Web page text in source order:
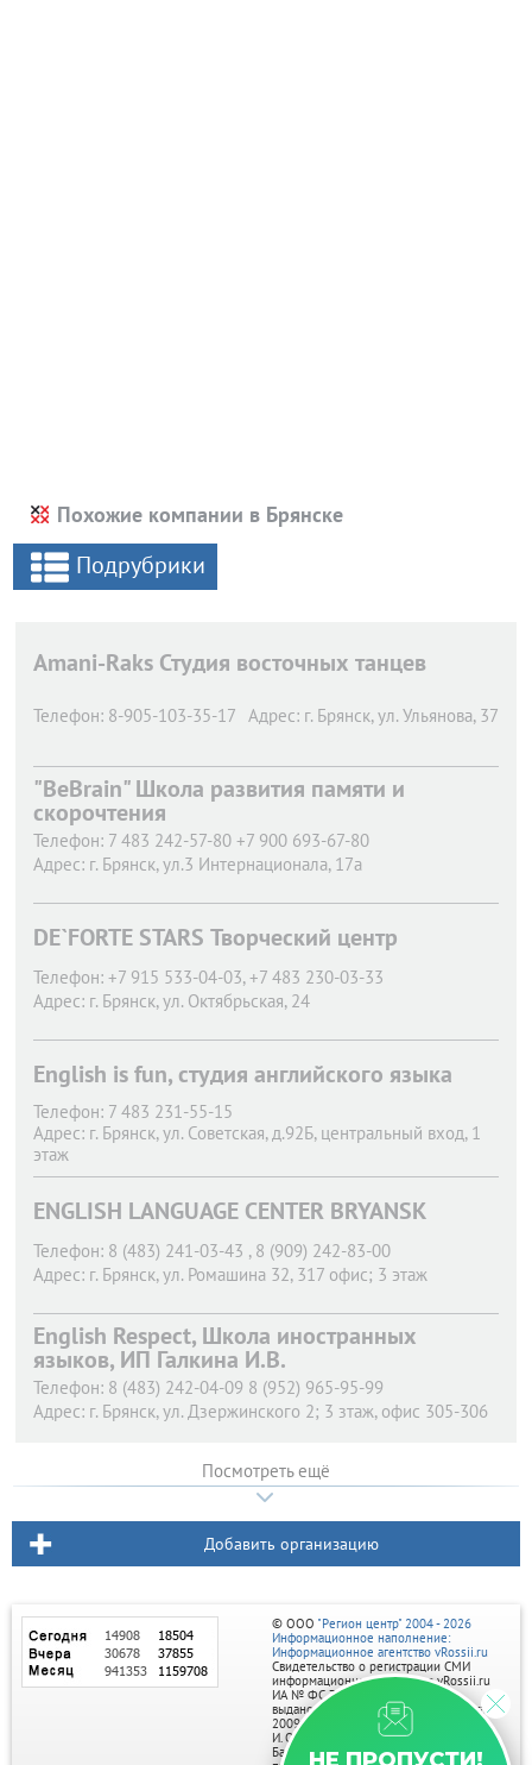
Похожие компании в Брянске
Подрубрики
Amani-Raks Студия восточных танцев
Телефон: 8-905-103-35-17 Адрес: г. Брянск, ул. Ульянова, 37
"BeBrain" Школа развития памяти и
скорочтения
Телефон: 7 483 242-57-80 +7 900 693-67-80
Адрес: г. Брянск, ул.3 Интернационала, 17а
DE`FORTE STARS Творческий центр
Телефон: +7 915 533-04-03, +7 483 230-03-33
Адрес: г. Брянск, ул. Октябрьская, 24
English is fun, студия английского языка
Телефон: 7 483 231-55-15
Адрес: г. Брянск, ул. Советская, д.92Б, центральный вход, 1
этаж
ENGLISH LANGUAGE CENTER BRYANSK
Телефон: 8 (483) 241-03-43 , 8 (909) 242-83-00
Адрес: г. Брянск, ул. Ромашина 32, 317 офис; 3 этаж
English Respect, Школа иностранных
языков, ИП Галкина И.В.
Телефон: 8 (483) 242-04-09 8 (952) 965-95-99
Адрес: г. Брянск, ул. Дзержинского 2; 3 зтаж, офис 305-306
Посмотреть ещё
Добавить организацию
© ООО "Регион центр" 2004 - 2026
Информационное наполнение:
Информационное агентство vRossii.ru
Свидетельство о регистрации СМИ
информационного агентства vRossii.ru
ИА № ФС 77‑35502
выдано РОСКОМНАДЗОРом 04 марта
2009г.
И. О. Главного редактора Нарыков А. Н.
Баннеры на портале размещаются на